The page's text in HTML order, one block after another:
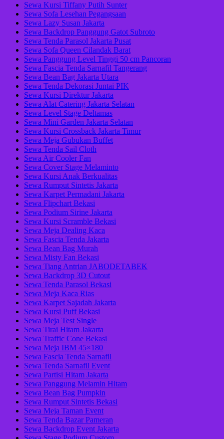
Sewa Kursi Tiffany Putih Sunter
Sewa Sofa Lesehan Pegangsaan
Sewa Lazy Susan Jakarta
Sewa Backdrop Panggung Gatot Subroto
Sewa Tenda Parasol Jakarta Pusat
Sewa Sofa Queen Cilandak Barat
Sewa Panggung Level Tinggi 50 cm Pancoran
Sewa Fascia Tenda Sarnafil Tangerang
Sewa Bean Bag Jakarta Utara
Sewa Tenda Dekorasi Juntai PIK
Sewa Kursi Direktur Jakarta
Sewa Alat Catering Jakarta Selatan
Sewa Level Stage Deltamas
Sewa Mini Garden Jakarta Selatan
Sewa Kursi Crossback Jakarta Timur
Sewa Meja Gubukan Buffet
Sewa Tenda Sail Cloth
Sewa Air Cooler Fan
Sewa Cover Stage Melaminto
Sewa Kursi Anak Berkualitas
Sewa Rumput Sintetis Jakarta
Sewa Karpet Permadani Jakarta
Sewa Flipchart Bekasi
Sewa Podium Sirine Jakarta
Sewa Kursi Scramble Bekasi
Sewa Meja Dealing Kaca
Sewa Fascia Tenda Jakarta
Sewa Bean Bag Murah
Sewa Misty Fan Bekasi
Sewa Tiang Antrian JABODETABEK
Sewa Backdrop 3D Cutout
Sewa Tenda Parasol Bekasi
Sewa Meja Kaca Rias
Sewa Karpet Sajadah Jakarta
Sewa Kursi Puff Bekasi
Sewa Meja Test Single
Sewa Tirai Hitam Jakarta
Sewa Traffic Cone Bekasi
Sewa Meja IBM 45×180
Sewa Fascia Tenda Sarnafil
Sewa Tenda Sarnafil Event
Sewa Partisi Hitam Jakarta
Sewa Panggung Melamin Hitam
Sewa Bean Bag Pumpkin
Sewa Rumput Sintetis Bekasi
Sewa Meja Taman Event
Sewa Tenda Bazar Pameran
Sewa Backdrop Event Jakarta